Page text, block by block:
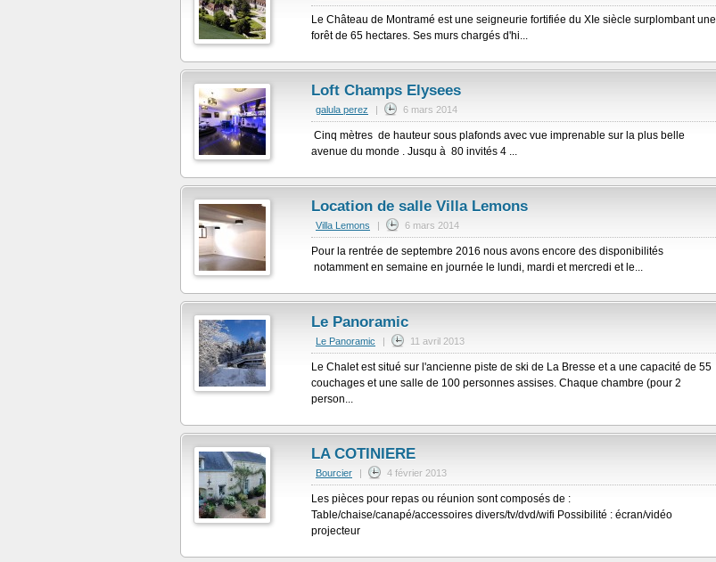
Le Château de Montramé est une seigneurie fortifiée du XIe siècle surplombant une
forêt de 65 hectares. Ses murs chargés d'hi...
Loft Champs Elysees
galula perez | 6 mars 2014
Cinq mètres de hauteur sous plafonds avec vue imprenable sur la plus belle
avenue du monde . Jusqu à 80 invités 4 ...
Location de salle Villa Lemons
Villa Lemons | 6 mars 2014
Pour la rentrée de septembre 2016 nous avons encore des disponibilités
notamment en semaine en journée le lundi, mardi et mercredi et le...
Le Panoramic
Le Panoramic | 11 avril 2013
Le Chalet est situé sur l'ancienne piste de ski de La Bresse et a une capacité de 55
couchages et une salle de 100 personnes assises. Chaque chambre (pour 2
person...
LA COTINIERE
Bourcier | 4 février 2013
Les pièces pour repas ou réunion sont composés de :
Table/chaise/canapé/accessoires divers/tv/dvd/wifi Possibilité : écran/vidéo
projecteur